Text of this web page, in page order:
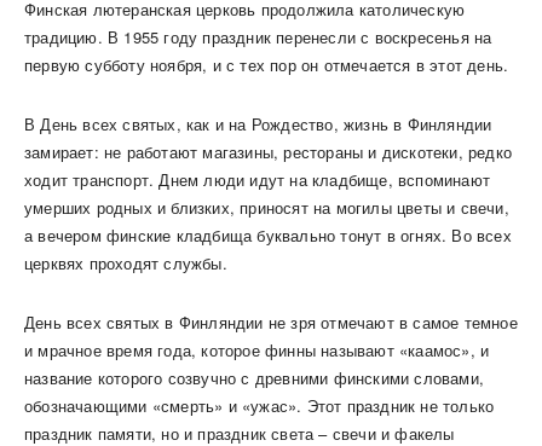
Финская лютеранская церковь продолжила католическую
традицию. В 1955 году праздник перенесли с воскресенья на
первую субботу ноября, и с тех пор он отмечается в этот день.
В День всех святых, как и на Рождество, жизнь в Финляндии
замирает: не работают магазины, рестораны и дискотеки, редко
ходит транспорт. Днем люди идут на кладбище, вспоминают
умерших родных и близких, приносят на могилы цветы и свечи,
а вечером финские кладбища буквально тонут в огнях. Во всех
церквях проходят службы.
День всех святых в Финляндии не зря отмечают в самое темное
и мрачное время года, которое финны называют «каамос», и
название которого созвучно с древними финскими словами,
обозначающими «смерть» и «ужас». Этот праздник не только
праздник памяти, но и праздник света – свечи и факелы